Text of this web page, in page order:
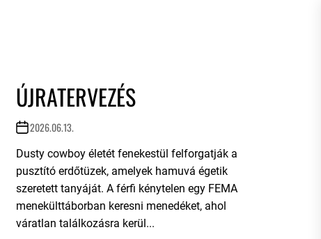
ÚJRATERVEZÉS
2026.06.13.
Dusty cowboy életét fenekestül felforgatják a
pusztító erdőtüzek, amelyek hamuvá égetik
szeretett tanyáját. A férfi kénytelen egy FEMA
menekülttáborban keresni menedéket, ahol
váratlan találkozásra kerül...